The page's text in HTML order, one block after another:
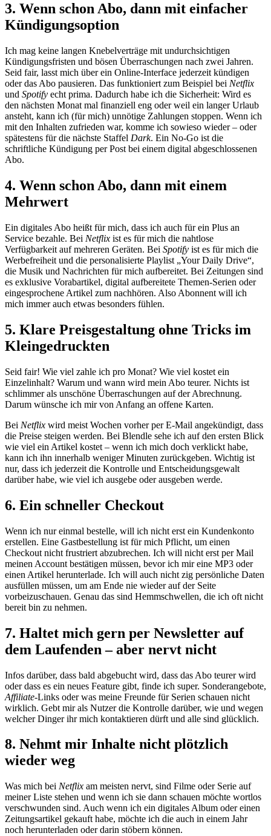
3. Wenn schon Abo, dann mit einfacher
Kündigungsoption
Ich mag keine langen Knebelverträge mit undurchsichtigen
Kündigungsfristen und bösen Überraschungen nach zwei Jahren.
Seid fair, lasst mich über ein Online-Interface jederzeit kündigen
oder das Abo pausieren. Das funktioniert zum Beispiel bei Netflix
und Spotify echt prima. Dadurch habe ich die Sicherheit: Wird es
den nächsten Monat mal finanziell eng oder weil ein langer Urlaub
ansteht, kann ich (für mich) unnötige Zahlungen stoppen. Wenn ich
mit den Inhalten zufrieden war, komme ich sowieso wieder – oder
spätestens für die nächste Staffel Dark. Ein No-Go ist die
schriftliche Kündigung per Post bei einem digital abgeschlossenen
Abo.
4. Wenn schon Abo, dann mit einem
Mehrwert
Ein digitales Abo heißt für mich, dass ich auch für ein Plus an
Service bezahle. Bei Netflix ist es für mich die nahtlose
Verfügbarkeit auf mehreren Geräten. Bei Spotify ist es für mich die
Werbefreiheit und die personalisierte Playlist „Your Daily Drive“,
die Musik und Nachrichten für mich aufbereitet. Bei Zeitungen sind
es exklusive Vorabartikel, digital aufbereitete Themen-Serien oder
eingesprochene Artikel zum nachhören. Also Abonnent will ich
mich immer auch etwas besonders fühlen.
5. Klare Preisgestaltung ohne Tricks im
Kleingedruckten
Seid fair! Wie viel zahle ich pro Monat? Wie viel kostet ein
Einzelinhalt? Warum und wann wird mein Abo teurer. Nichts ist
schlimmer als unschöne Überraschungen auf der Abrechnung.
Darum wünsche ich mir von Anfang an offene Karten.
Bei Netflix wird meist Wochen vorher per E-Mail angekündigt, dass
die Preise steigen werden. Bei Blendle sehe ich auf den ersten Blick
wie viel ein Artikel kostet – wenn ich mich doch verklickt habe,
kann ich ihn innerhalb weniger Minuten zurückgeben. Wichtig ist
nur, dass ich jederzeit die Kontrolle und Entscheidungsgewalt
darüber habe, wie viel ich ausgebe oder ausgeben werde.
6. Ein schneller Checkout
Wenn ich nur einmal bestelle, will ich nicht erst ein Kundenkonto
erstellen. Eine Gastbestellung ist für mich Pflicht, um einen
Checkout nicht frustriert abzubrechen. Ich will nicht erst per Mail
meinen Account bestätigen müssen, bevor ich mir eine MP3 oder
einen Artikel herunterlade. Ich will auch nicht zig persönliche Daten
ausfüllen müssen, um am Ende nie wieder auf der Seite
vorbeizuschauen. Genau das sind Hemmschwellen, die ich oft nicht
bereit bin zu nehmen.
7. Haltet mich gern per Newsletter auf
dem Laufenden – aber nervt nicht
Infos darüber, dass bald abgebucht wird, dass das Abo teurer wird
oder dass es ein neues Feature gibt, finde ich super. Sonderangebote,
Affiliate-Links oder was meine Freunde für Serien schauen nicht
wirklich. Gebt mir als Nutzer die Kontrolle darüber, wie und wegen
welcher Dinger ihr mich kontaktieren dürft und alle sind glücklich.
8. Nehmt mir Inhalte nicht plötzlich
wieder weg
Was mich bei Netflix am meisten nervt, sind Filme oder Serie auf
meiner Liste stehen und wenn ich sie dann schauen möchte wortlos
verschwunden sind. Auch wenn ich ein digitales Album oder einen
Zeitungsartikel gekauft habe, möchte ich die auch in einem Jahr
noch herunterladen oder darin stöbern können.